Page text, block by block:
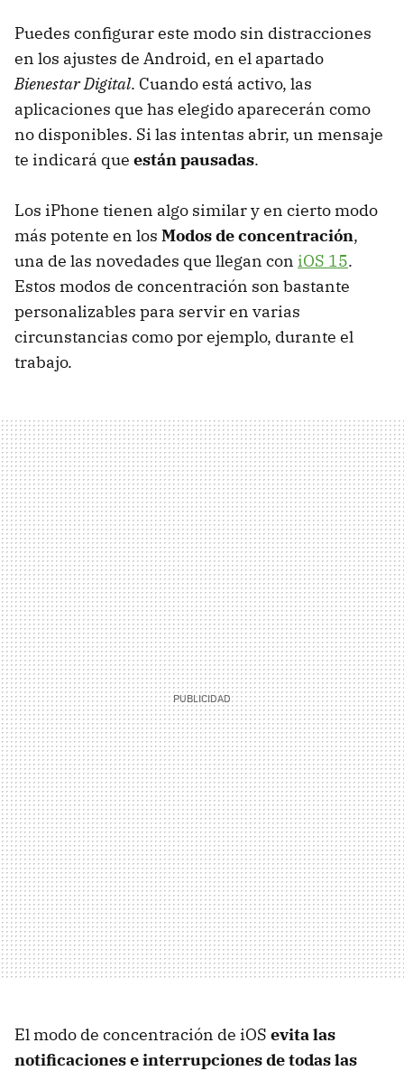
Puedes configurar este modo sin distracciones
en los ajustes de Android, en el apartado
Bienestar Digital. Cuando está activo, las
aplicaciones que has elegido aparecerán como
no disponibles. Si las intentas abrir, un mensaje
te indicará que están pausadas.
Los iPhone tienen algo similar y en cierto modo
más potente en los Modos de concentración,
una de las novedades que llegan con iOS 15.
Estos modos de concentración son bastante
personalizables para servir en varias
circunstancias como por ejemplo, durante el
trabajo.
El modo de concentración de iOS evita las
notificaciones e interrupciones de todas las